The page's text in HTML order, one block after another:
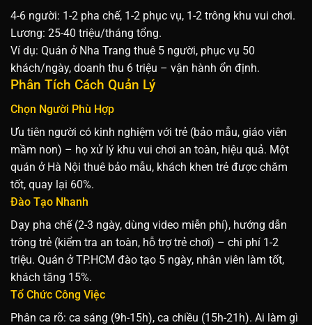
4-6 người: 1-2 pha chế, 1-2 phục vụ, 1-2 trông khu vui chơi.
Lương: 25-40 triệu/tháng tổng.
Ví dụ: Quán ở Nha Trang thuê 5 người, phục vụ 50
khách/ngày, doanh thu 6 triệu – vận hành ổn định.
Phân Tích Cách Quản Lý
Chọn Người Phù Hợp
Ưu tiên người có kinh nghiệm với trẻ (bảo mẫu, giáo viên
mầm non) – họ xử lý khu vui chơi an toàn, hiệu quả. Một
quán ở Hà Nội thuê bảo mẫu, khách khen trẻ được chăm
tốt, quay lại 60%.
Đào Tạo Nhanh
Dạy pha chế (2-3 ngày, dùng video miễn phí), hướng dẫn
trông trẻ (kiểm tra an toàn, hỗ trợ trẻ chơi) – chi phí 1-2
triệu. Quán ở TP.HCM đào tạo 5 ngày, nhân viên làm tốt,
khách tăng 15%.
Tổ Chức Công Việc
Phân ca rõ: ca sáng (9h-15h), ca chiều (15h-21h). Ai làm gì